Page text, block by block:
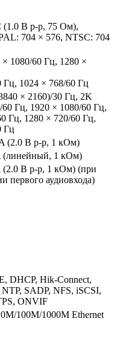
(1.0 В p-p, 75 Ом),
704 × 576, NTSC: 704
× 1080/60 Гц, 1280 ×
Гц, 1024 × 768/60 Гц
× 2160)/30 Гц, 2K
Гц, 1920 × 1080/60 Гц,
Гц, 1280 × 720/60 Гц,
Гц
(2.0 В p-p, 1 кОм)
(линейный, 1 кОм)
(2.0 В p-p, 1 кОм) (при
первого аудиовхода)
DHCP, Hik-Connect,
SADP, NFS, iSCSI,
ONVIF
100M/1000M Ethernet